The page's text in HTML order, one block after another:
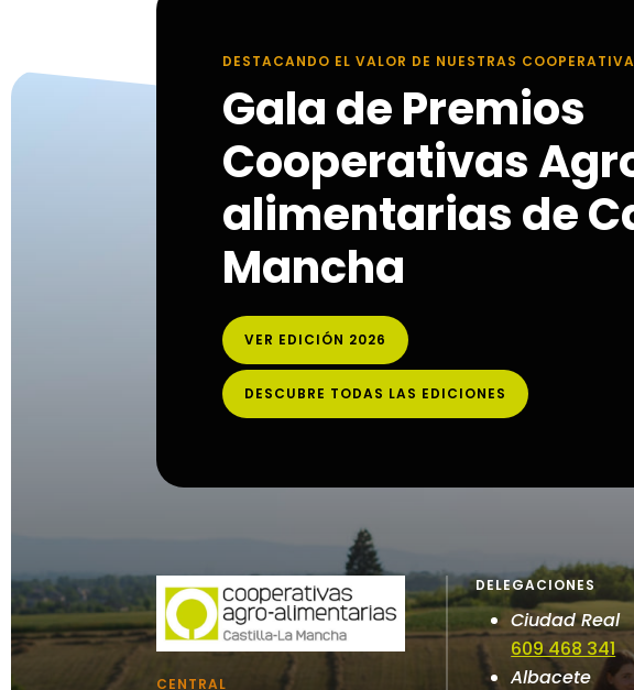
DESTACANDO EL VALOR DE NUESTRAS
Gala de Premios
Cooperativas
alimentarias de
Mancha
VER EDICIÓN 2026
DESCUBRE TODAS LAS EDICIONES
CENTRAL
DELEGACIONES
Ciudad Real
609 468 341
Albacete